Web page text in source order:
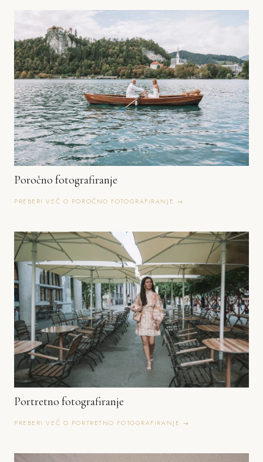
Poročno fotografiranje
PREBERI VEČ O POROČNO FOTOGRAFIRANJE →
Portretno fotografiranje
PREBERI VEČ O PORTRETNO FOTOGRAFIRANJE →